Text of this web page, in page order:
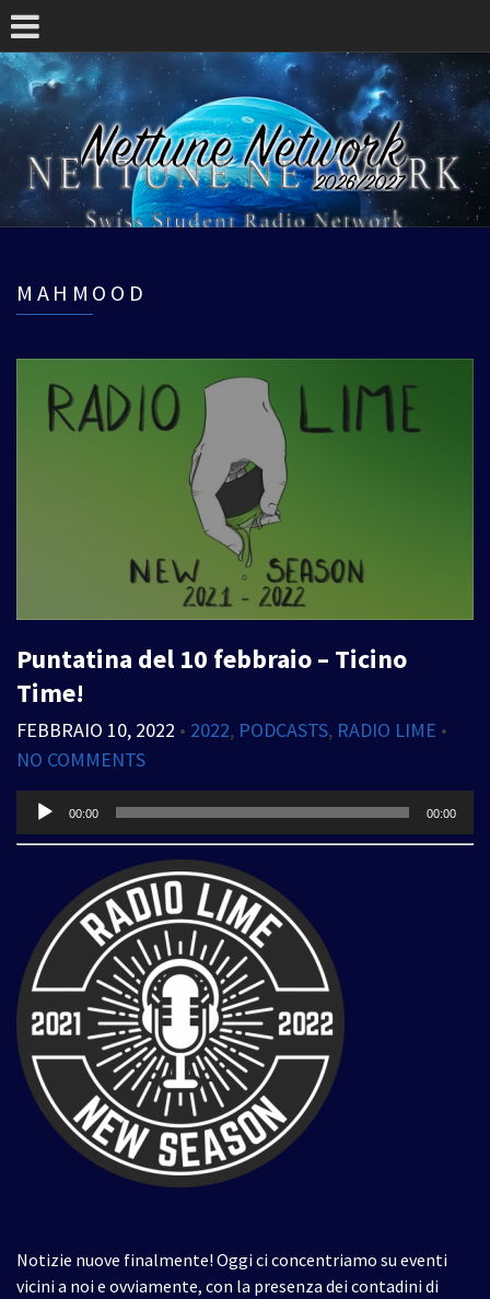
MAHMOOD
Puntatina del 10 febbraio – Ticino
Time!
FEBBRAIO 10, 2022 • 2022, PODCASTS, RADIO LIME •
NO COMMENTS
Audio
Player
00:00 00:00
Notizie nuove finalmente! Oggi ci concentriamo su eventi
vicini a noi e ovviamente, con la presenza dei contadini di